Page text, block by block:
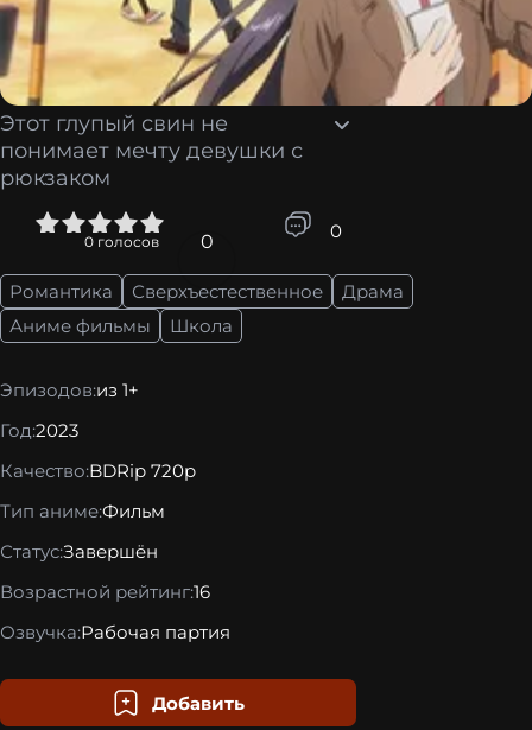
Этот глупый свин не
понимает мечту девушки с
рюкзаком
0 голосов 0 0
Романтика Сверхъестественное
Драма
Аниме фильмы
Школа
Эпизодов:из 1+
Год:2023
Качество:BDRip 720p
Тип аниме:Фильм
Статус:Завершён
Возрастной рейтинг:16
Озвучка:Рабочая партия
Добавить